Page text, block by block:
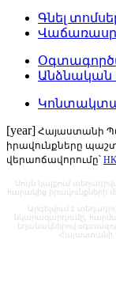
Գնել
Անձնական
[year] Հայաստանի
իրավունքները
վերաոճավորումը՝
Սույն կայքում
հարակից իրավունքների
Արգելվում է
նկարազարդումը,
եղանակներով
Հայաստանի